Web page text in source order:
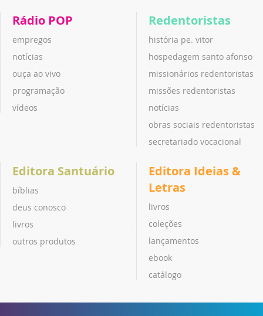
Rádio POP
empregos
notícias
ouça ao vivo
programação
vídeos
Redentoristas
história pe. vitor
hospedagem santo afonso
missionários redentoristas
missões redentoristas
notícias
obras sociais redentoristas
secretariado vocacional
Editora Santuário
bíblias
deus conosco
livros
outros produtos
Editora Ideias &
Letras
livros
coleções
lançamentos
ebook
catálogo